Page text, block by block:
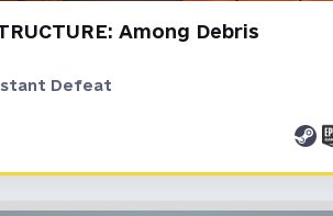
Among Debris
Defeat